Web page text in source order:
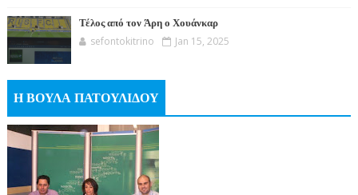
Τέλος από τον Άρη ο Χουάνκαρ
sefontokitrino Jan 15, 2025
Η ΒΟΥΛΑ ΠΑΤΟΥΛΙΔΟΥ